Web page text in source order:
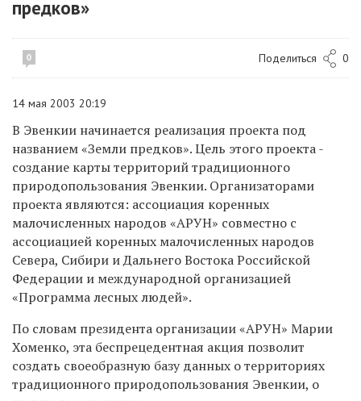
предков»
0 Поделиться 0
14 мая 2003 20:19
В Эвенкии начинается реализация проекта под
названием «Земли предков». Цель этого проекта -
создание карты территорий традиционного
природопользования Эвенкии. Организаторами
проекта являются: ассоциация коренных
малочисленных народов «АРУН» совместно с
ассоциацией коренных малочисленных народов
Севера, Сибири и Дальнего Востока Российской
Федерации и международной организацией
«Программа лесных людей».
По словам президента организации «АРУН» Марии
Хоменко, эта беспрецедентная акция позволит
создать своеобразную базу данных о территориях
традиционного природопользования Эвенкии, о